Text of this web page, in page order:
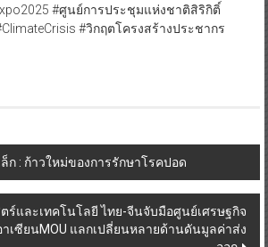
#ศูนย์การประชุมแห่งชาติสิริกิติ์
#วิกฤตโครงสร้างประชากร
ก : ก้าวใหม่ของการรักษาโรคปอด
ร์และเทคโนโลยี ไทย-จีนจับมือศูนย์เศรษฐกิจ
เซียนMOU แลกเปลี่ยนหลายด้านดันมูลค่าส่ง